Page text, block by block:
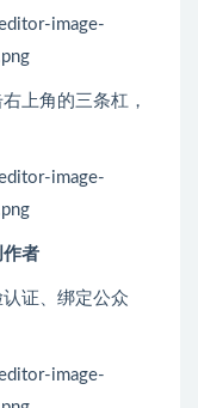
上角的三条杠，
作者
证、绑定公众